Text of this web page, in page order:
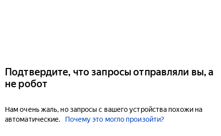
Подтвердите, что запросы отправляли вы, а
не робот
Нам очень жаль, но запросы с вашего устройства похожи на
автоматические.
Почему это могло произойти?